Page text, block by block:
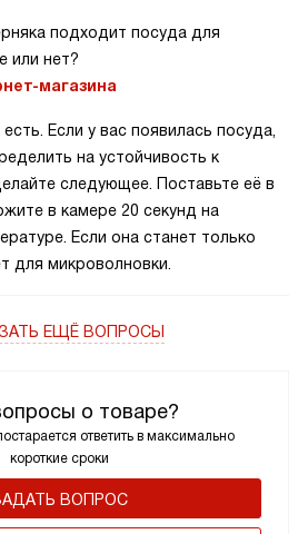
о товаре?
ответить в максимально
короткие сроки
ВОПРОС
подходит посуда для
или нет?
магазина
Если у вас появилась посуда,
на устойчивость к
следующее. Поставьте её в
в камере 20 секунд на
Если она станет только
для микроволновки.
ЕЩЁ ВОПРОСЫ